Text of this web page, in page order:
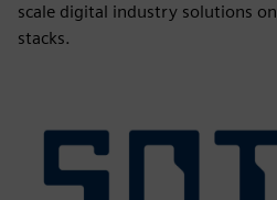
scale digital industry solutions
stacks.